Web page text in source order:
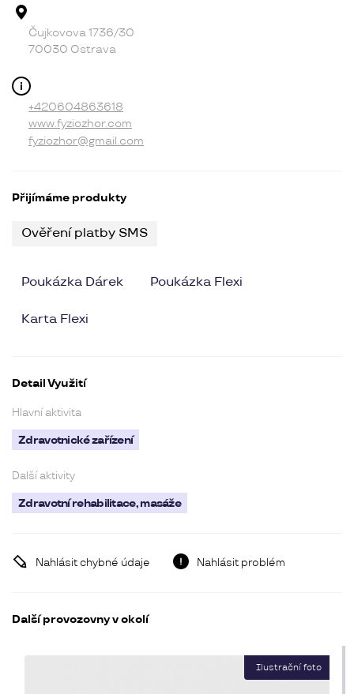
Čujkovova 1736/30
70030 Ostrava
+420604863618
www.fyziozhor.com
fyziozhor@gmail.com
Přijímáme produkty
Ověření platby SMS
Poukázka Dárek Poukázka Flexi
Karta Flexi
Detail Využití
Hlavní aktivita
Zdravotnické zařízení
Další aktivity
Zdravotní rehabilitace, masáže
Nahlásit chybné údaje Nahlásit problém
Další provozovny v okolí